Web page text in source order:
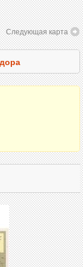
Следующая карта